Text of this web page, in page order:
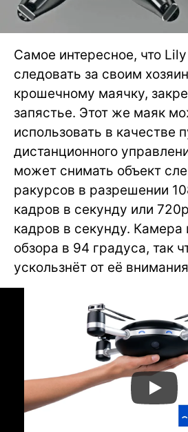
Самое интересное, что
следовать за своим
крошечному маячку,
запястье. Этот же маяк
использовать в качестве
дистанционного
может снимать объект
ракурсов в разрешении
кадров в секунду или
кадров в секунду. Камера
обзора в 94 градуса, так
ускользнёт от её